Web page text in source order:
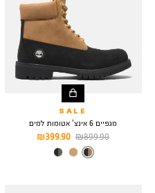
SALE
מגפיים 6 אינצ’ אטומות למים
מחיר
מוצר
399.90 ₪
מחיר
899.90 ₪
צבע
BLACK-